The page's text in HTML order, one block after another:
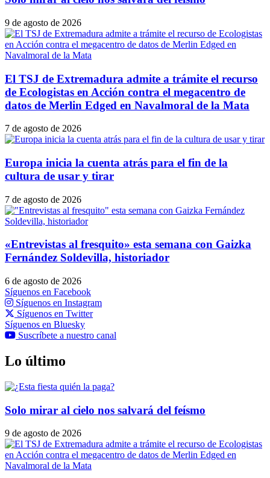
9 de agosto de 2026
El TSJ de Extremadura admite a trámite el recurso
de Ecologistas en Acción contra el megacentro de
datos de Merlin Edged en Navalmoral de la Mata
7 de agosto de 2026
Europa inicia la cuenta atrás para el fin de la
cultura de usar y tirar
7 de agosto de 2026
«Entrevistas al fresquito» esta semana con Gaizka
Fernández Soldevilla, historiador
6 de agosto de 2026
Síguenos en Facebook
Síguenos en Instagram
Síguenos en Twitter
Síguenos en Bluesky
Suscríbete a nuestro canal
Lo último
Solo mirar al cielo nos salvará del feísmo
9 de agosto de 2026